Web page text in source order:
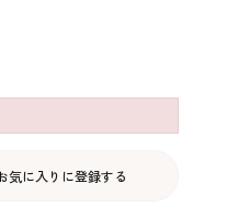
気に入りに登録する